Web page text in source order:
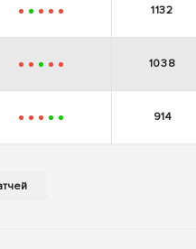
- + - - - 1132
- - + - - 1038
- - - + + 914